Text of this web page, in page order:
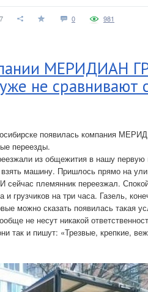
0 981
МЕРИДИАН
не сравнивают
появилась компания
переезды.
из общежития в нашу первую
взять машину. Пришлось прямо на
племянник переезжал.
грузчиков на три часа. Газель,
можно сказать появилась такая
не несут никакой
и пишут: «Трезвые, крепкие,